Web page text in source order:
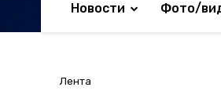
Новости Фото/
Лента